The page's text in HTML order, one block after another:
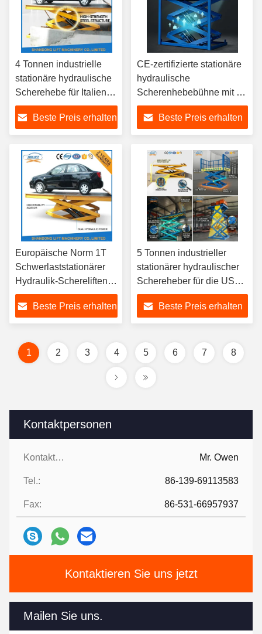
Kontaktpersonen
Kontaktpersonen: Mr. Owen
Tel.: 86-139-69113583
Fax: 86-531-66957937
Kontaktieren Sie uns jetzt
Mailen Sie uns.
4 Tonnen industrielle
stationäre hydraulische
Scherehebe für Italien
Spanien
Mittelmeermarkt
Beste Preis erhalten
CE-zertifizierte stationäre
hydraulische
Scherenhebebühne mit 3
Tonnen Tragfähigkeit für
den britischen,
französischen,
schweizerischen und
österreichischen Markt
Beste Preis erhalten
Europäische Norm 1T
Schwerlaststationärer
Hydraulik-Schereliften
für Deutschland
Niederlande Belgien
Lagerhallen
Beste Preis erhalten
5 Tonnen industrieller
stationärer hydraulischer
Schereheber für die USA
Kanada Nordamerika
Materialhandling
Beste Preis erhalten
1 2 3 4 5 6 7 8